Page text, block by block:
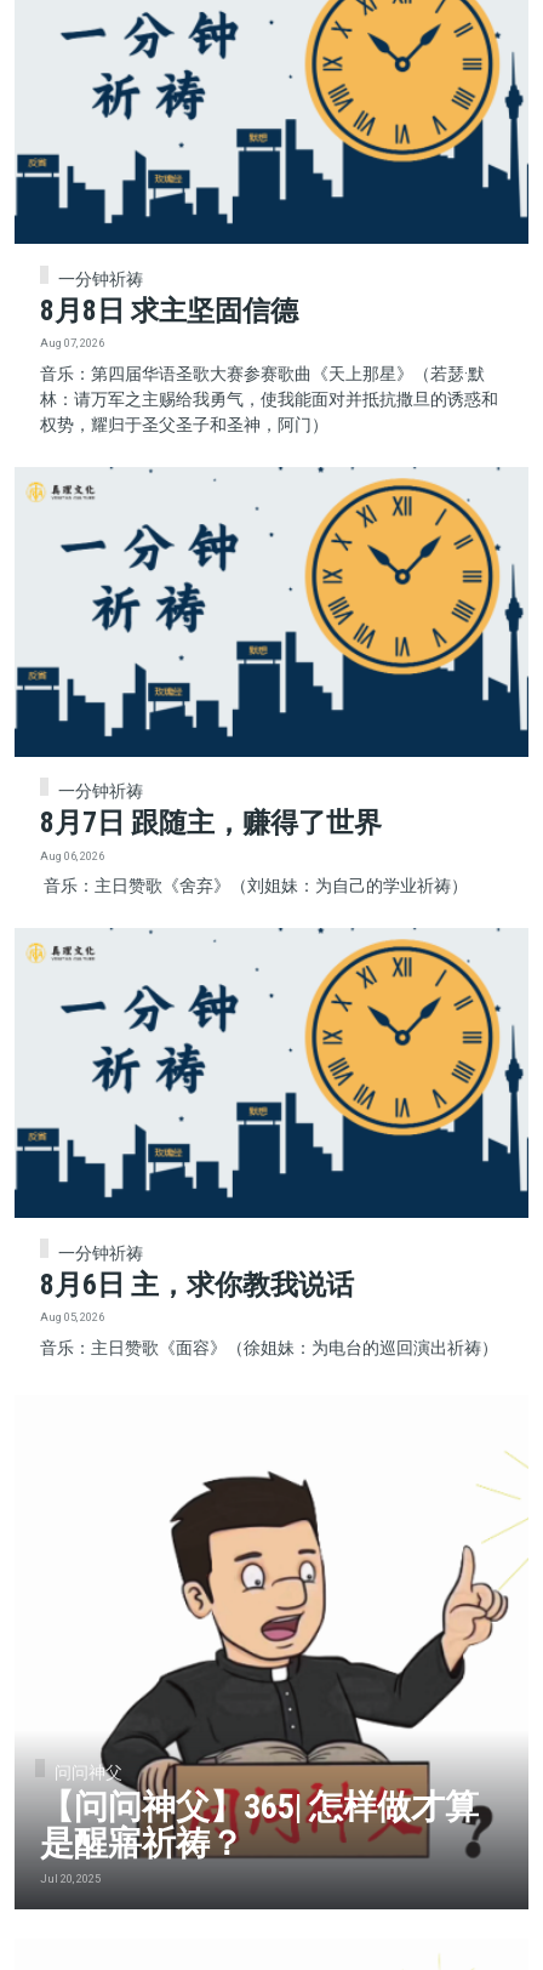
一分钟祈祷
8月8日 求主坚固信德
Aug 07, 2026
音乐：第四届华语圣歌大赛参赛歌曲《天上那星》（若瑟·默
林：请万军之主赐给我勇气，使我能面对并抵抗撒旦的诱惑和
权势，耀归于圣父圣子和圣神，阿门）
一分钟祈祷
8月7日 跟随主，赚得了世界
Aug 06, 2026
音乐：主日赞歌《舍弃》（刘姐妹：为自己的学业祈祷）
一分钟祈祷
8月6日 主，求你教我说话
Aug 05, 2026
音乐：主日赞歌《面容》（徐姐妹：为电台的巡回演出祈祷）
问问神父
【问问神父】365| 怎样做才算
是醒寤祈祷？
Jul 20, 2025